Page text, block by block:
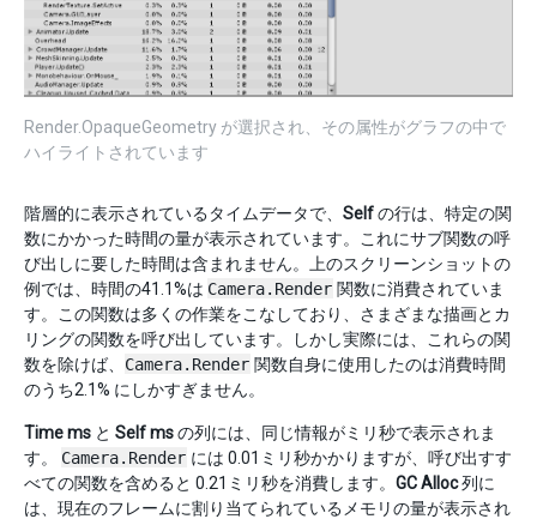
Render.OpaqueGeometry が選択され、その属性がグラフの中で
ハイライトされています
階層的に表示されているタイムデータで、 Selfの行は、特定の関
数にかかった時間の量が表示されています。これにサブ関数の呼
び出しに要した時間は含まれません。上のスクリーンショットの
例では、時間の41.1%は Camera.Render 関数に消費されていま
す。この関数は多くの作業をこなしており、さまざまな描画とカ
リングの関数を呼び出しています。しかし実際には、これらの関
数を除けば、 Camera.Render 関数自身に使用したのは消費時間
のうち2.1% にしかすぎません。
Time ms と Self msの列には、同じ情報がミリ秒で表示されま
す。 Camera.Render には 0.01ミリ秒かかりますが、呼び出すす
べての関数を含めると 0.21ミリ秒を消費します。 GC Alloc列に
は、現在のフレームに割り当てられているメモリの量が表示され